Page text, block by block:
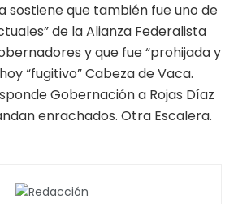
sostiene que también fue uno de
de la Alianza Federalista
y que fue “prohijada y
“fugitivo” Cabeza de Vaca.
Gobernación a Rojas Díaz
enrachados. Otra Escalera.